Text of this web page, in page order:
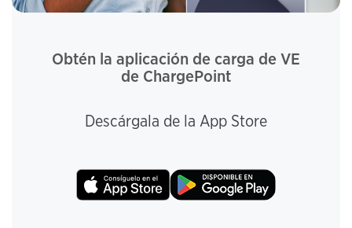
Obtén la aplicación de carga de VE
de ChargePoint
Descárgala de la App Store